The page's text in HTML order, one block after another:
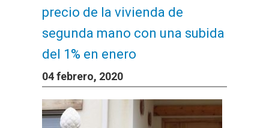
precio de la vivienda de
segunda mano con una subida
del 1% en enero
04 febrero, 2020